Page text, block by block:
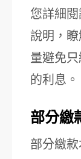
您詳細
說明，
量避免
的利息。
部分繳
部分繳